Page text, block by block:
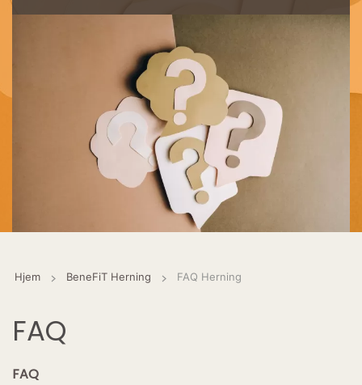
Hjem BeneFiT Herning FAQ Herning
FAQ
FAQ